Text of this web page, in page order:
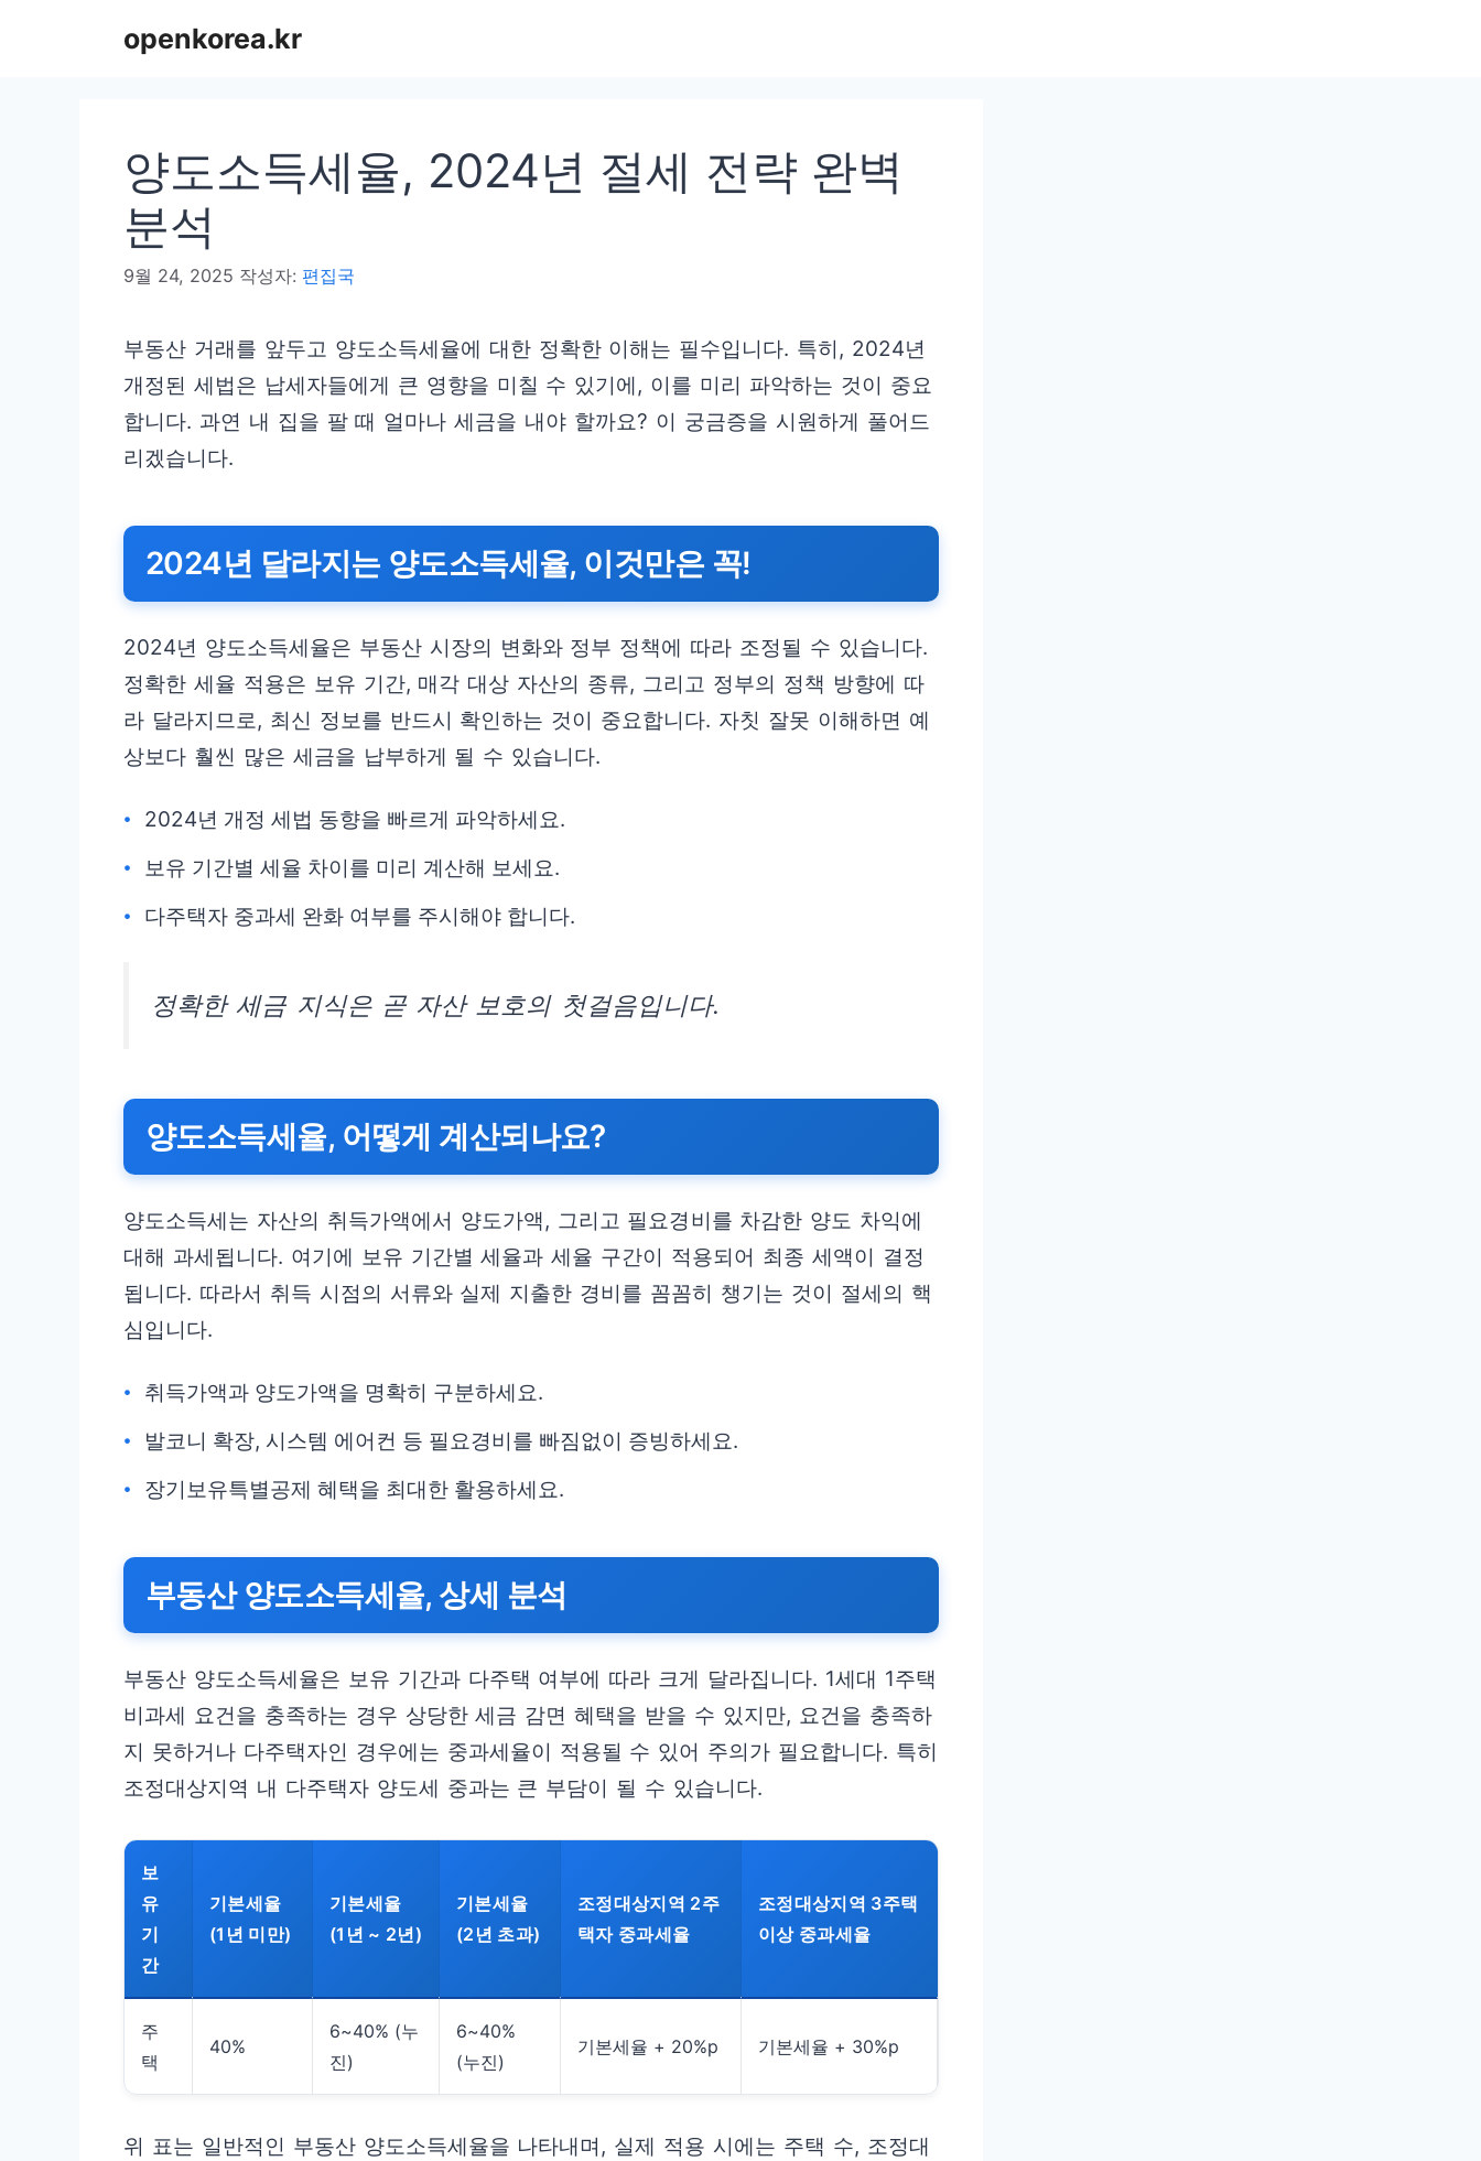
openkorea.kr
양도소득세율, 2024년 절세 전략 완벽
분석
9월 24, 2025 작성자: 편집국
부동산 거래를 앞두고 양도소득세율에 대한 정확한 이해는 필수입니다. 특히, 2024년
개정된 세법은 납세자들에게 큰 영향을 미칠 수 있기에, 이를 미리 파악하는 것이 중요
합니다. 과연 내 집을 팔 때 얼마나 세금을 내야 할까요? 이 궁금증을 시원하게 풀어드
리겠습니다.
2024년 달라지는 양도소득세율, 이것만은 꼭!
2024년 양도소득세율은 부동산 시장의 변화와 정부 정책에 따라 조정될 수 있습니다.
정확한 세율 적용은 보유 기간, 매각 대상 자산의 종류, 그리고 정부의 정책 방향에 따
라 달라지므로, 최신 정보를 반드시 확인하는 것이 중요합니다. 자칫 잘못 이해하면 예
상보다 훨씬 많은 세금을 납부하게 될 수 있습니다.
2024년 개정 세법 동향을 빠르게 파악하세요.
보유 기간별 세율 차이를 미리 계산해 보세요.
다주택자 중과세 완화 여부를 주시해야 합니다.
정확한 세금 지식은 곧 자산 보호의 첫걸음입니다.
양도소득세율, 어떻게 계산되나요?
양도소득세는 자산의 취득가액에서 양도가액, 그리고 필요경비를 차감한 양도 차익에
대해 과세됩니다. 여기에 보유 기간별 세율과 세율 구간이 적용되어 최종 세액이 결정
됩니다. 따라서 취득 시점의 서류와 실제 지출한 경비를 꼼꼼히 챙기는 것이 절세의 핵
심입니다.
취득가액과 양도가액을 명확히 구분하세요.
발코니 확장, 시스템 에어컨 등 필요경비를 빠짐없이 증빙하세요.
장기보유특별공제 혜택을 최대한 활용하세요.
부동산 양도소득세율, 상세 분석
부동산 양도소득세율은 보유 기간과 다주택 여부에 따라 크게 달라집니다. 1세대 1주택
비과세 요건을 충족하는 경우 상당한 세금 감면 혜택을 받을 수 있지만, 요건을 충족하
지 못하거나 다주택자인 경우에는 중과세율이 적용될 수 있어 주의가 필요합니다. 특히
조정대상지역 내 다주택자 양도세 중과는 큰 부담이 될 수 있습니다.
보
유
기
간
기본세율
(1년 미만)
기본세율
(1년 ~ 2년)
기본세율
(2년 초과)
조정대상지역 2주
택자 중과세율
조정대상지역 3주택
이상 중과세율
주
택
40%
6~40% (누
진)
6~40%
(누진)
기본세율 + 20%p 기본세율 + 30%p
위 표는 일반적인 부동산 양도소득세율을 나타내며, 실제 적용 시에는 주택 수, 조정대